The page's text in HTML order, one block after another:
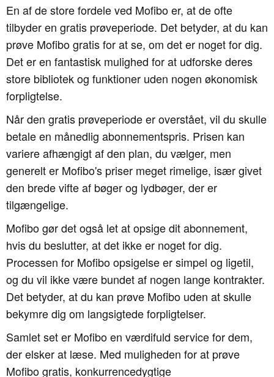
En af de store fordele ved Mofibo er, at de ofte
tilbyder en gratis prøveperiode. Det betyder, at du kan
prøve Mofibo gratis for at se, om det er noget for dig.
Det er en fantastisk mulighed for at udforske deres
store bibliotek og funktioner uden nogen økonomisk
forpligtelse.
Når den gratis prøveperiode er overstået, vil du skulle
betale en månedlig abonnementspris. Prisen kan
variere afhængigt af den plan, du vælger, men
generelt er Mofibo's priser meget rimelige, især givet
den brede vifte af bøger og lydbøger, der er
tilgængelige.
Mofibo gør det også let at opsige dit abonnement,
hvis du beslutter, at det ikke er noget for dig.
Processen for Mofibo opsigelse er simpel og ligetil,
og du vil ikke være bundet af nogen lange kontrakter.
Det betyder, at du kan prøve Mofibo uden at skulle
bekymre dig om langsigtede forpligtelser.
Samlet set er Mofibo en værdifuld service for dem,
der elsker at læse. Med muligheden for at prøve
Mofibo gratis, konkurrencedygtige